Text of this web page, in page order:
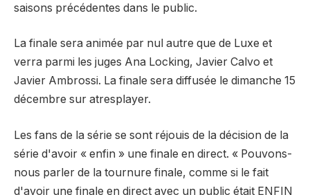
saisons précédentes dans le public.
La finale sera animée par nul autre que de Luxe et
verra parmi les juges Ana Locking, Javier Calvo et
Javier Ambrossi. La finale sera diffusée le dimanche 15
décembre sur atresplayer.
Les fans de la série se sont réjouis de la décision de la
série d'avoir « enfin » une finale en direct. « Pouvons-
nous parler de la tournure finale, comme si le fait
d'avoir une finale en direct avec un public était ENFIN